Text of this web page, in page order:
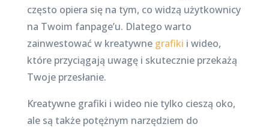
często opiera się na tym, co widzą użytkownicy
na Twoim fanpage’u. Dlatego warto
zainwestować w kreatywne grafiki i wideo,
które przyciągają uwagę i skutecznie przekażą
Twoje przesłanie.
Kreatywne grafiki i wideo nie tylko cieszą oko,
ale są także potężnym narzędziem do